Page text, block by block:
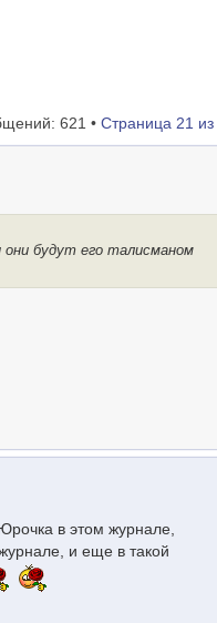
621 • Страница 21 из
они будут его талисманом
в этом журнале,
и еще в такой